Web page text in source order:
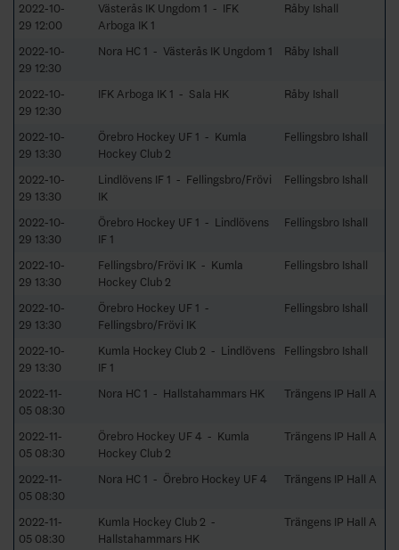
2022-10-
29 12:00
Västerås IK Ungdom 1 - IFK
Arboga IK 1
Råby Ishall
2022-10-
29 12:30
Nora HC 1 - Västerås IK Ungdom 1 Råby Ishall
2022-10-
29 12:30
IFK Arboga IK 1 - Sala HK Råby Ishall
2022-10-
29 13:30
Örebro Hockey UF 1 - Kumla
Hockey Club 2
Fellingsbro Ishall
2022-10-
29 13:30
Lindlövens IF 1 - Fellingsbro/Frövi
IK
Fellingsbro Ishall
2022-10-
29 13:30
Örebro Hockey UF 1 - Lindlövens
IF 1
Fellingsbro Ishall
2022-10-
29 13:30
Fellingsbro/Frövi IK - Kumla
Hockey Club 2
Fellingsbro Ishall
2022-10-
29 13:30
Örebro Hockey UF 1 -
Fellingsbro/Frövi IK
Fellingsbro Ishall
2022-10-
29 13:30
Kumla Hockey Club 2 - Lindlövens
IF 1
Fellingsbro Ishall
2022-11-
05 08:30
Nora HC 1 - Hallstahammars HK Trängens IP Hall A
2022-11-
05 08:30
Örebro Hockey UF 4 - Kumla
Hockey Club 2
Trängens IP Hall A
2022-11-
05 08:30
Nora HC 1 - Örebro Hockey UF 4 Trängens IP Hall A
2022-11-
05 08:30
Kumla Hockey Club 2 -
Hallstahammars HK
Trängens IP Hall A